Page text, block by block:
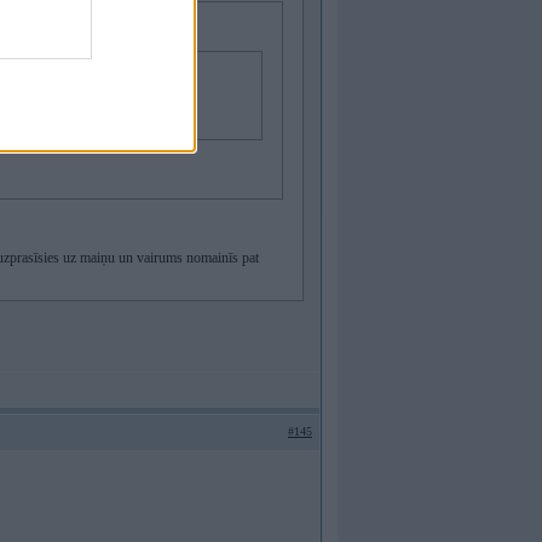
km vai gads.
uz maiņu un vairums nomainīs pat
#145